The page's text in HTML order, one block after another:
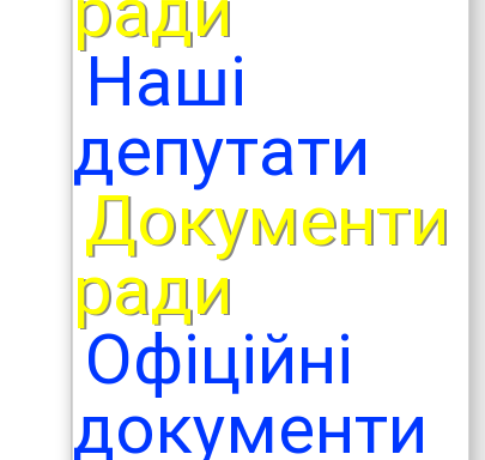
Наші
депутати
Документи
ради
Офіційні
документи